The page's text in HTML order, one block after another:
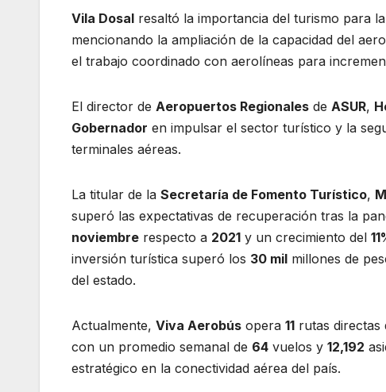
Vila Dosal resaltó la importancia del turismo para
mencionando la ampliación de la capacidad del
el trabajo coordinado con aerolíneas para
El director de Aeropuertos Regionales de ASUR,
Gobernador en impulsar el sector turístico y la
terminales aéreas.
La titular de la Secretaría de Fomento Turístico,
superó las expectativas de recuperación tras la
noviembre respecto a 2021 y un crecimiento del
inversión turística superó los 30 mil millones de
del estado.
Actualmente, Viva Aerobús opera 11 rutas directas
con un promedio semanal de 64 vuelos y 12,192
estratégico en la conectividad aérea del país.